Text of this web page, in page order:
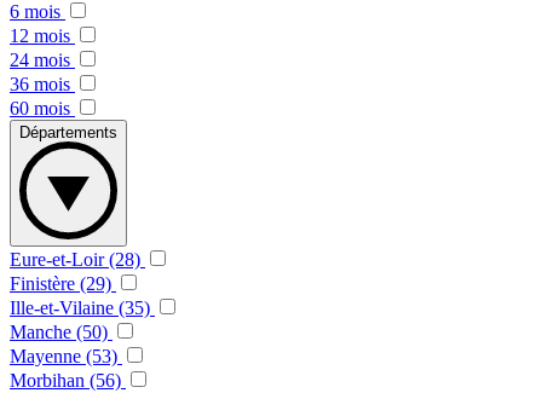
6 mois
12 mois
24 mois
36 mois
60 mois
Départements
Eure-et-Loir (28)
Finistère (29)
Ille-et-Vilaine (35)
Manche (50)
Mayenne (53)
Morbihan (56)